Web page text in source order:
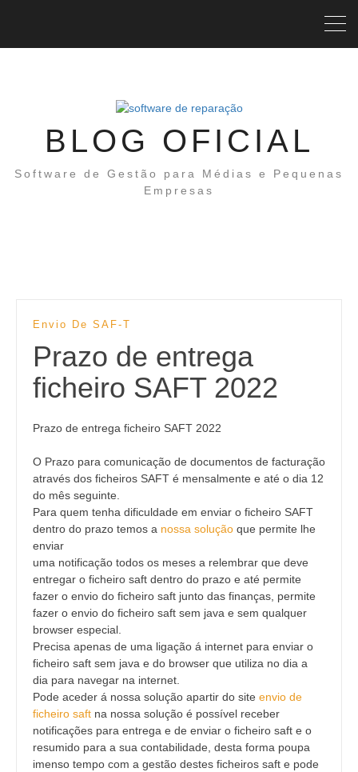
BLOG OFICIAL
Software de Gestão para Médias e Pequenas
Empresas
Envio De SAF-T
Prazo de entrega
ficheiro SAFT 2022
Prazo de entrega ficheiro SAFT 2022
O Prazo para comunicação de documentos de facturação
através dos ficheiros SAFT é mensalmente e até o dia 12
do mês seguinte.
Para quem tenha dificuldade em enviar o ficheiro SAFT
dentro do prazo temos a nossa solução que permite lhe
enviar
uma notificação todos os meses a relembrar que deve
entregar o ficheiro saft dentro do prazo e até permite
fazer o envio do ficheiro saft junto das finanças, permite
fazer o envio do ficheiro saft sem java e sem qualquer
browser especial.
Precisa apenas de uma ligação á internet para enviar o
ficheiro saft sem java e do browser que utiliza no dia a
dia para navegar na internet.
Pode aceder á nossa solução apartir do site envio de
ficheiro saft na nossa solução é possível receber
notificações para entrega e de enviar o ficheiro saft e o
resumido para a sua contabilidade, desta forma poupa
imenso tempo com a gestão destes ficheiros saft e pode